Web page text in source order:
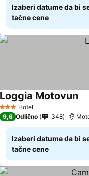
Izaberi datume da bi
tačne cene
3 Zvezdice
Hotel
Loggia Motovun
9,6 Odlično 348
Izaberi datume da bi
tačne cene